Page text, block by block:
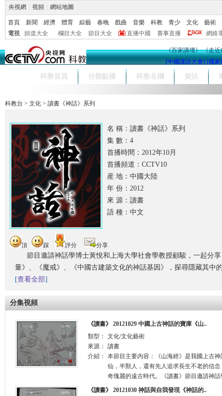
央視網 視頻 網站地圖
首頁 新聞 經濟 體育 綜藝 春晚 戲曲 音樂 科教 青少 文化
藝術
電視
頻道大全 欄目大全 節目大全 直播中國 賽事直播 網絡
《百家講壇》 《走近
[中國謎語大會] [國家
科教首頁 分類點播 科教名欄 資訊
科教台 > 文化 > 讀書《神話》系列
名 稱：讀書《神話》系列
集 數：4
首播時間：2012年10月
首播頻道：CCTV10
産 地：中國大陸
年 份：2012
來 源：讀書
語 種：中文
頂 踩 評分 分享
節目邀請神話學博士黃悅和上海大學社會學教授顧駿，一起分
量》、《魔戒》、《中國古建築文化的神話基因》，探尋隱藏其中
[查看全部]
分集視頻
《讀書》 20121029 中國上古神話的寶庫《山..
類型：
文化/文化藝術
來源：
讀書
介紹：
本節目主要內容：《山海經》是我國上古
仙，半獸人，還有先人追求長生不老的信
奇瑰麗的遠古時代。《讀書》節目邀請神話
《讀書》 20121030 神話與自我發現《神話的..